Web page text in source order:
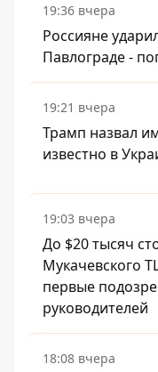
19:36 вчера
Россияне
Павлограде -
19:21 вчера
Трамп назвал
известно в
19:03 вчера
До $20 тысяч
Мукачевского
первые
руководителей
18:08 вчера